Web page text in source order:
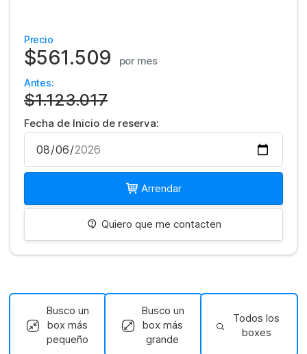
Precio
$561.509 por mes
Antes:
$1.123.017
Fecha de Inicio de reserva:
Arrendar
Quiero que me contacten
Busco un
box más
pequeño
Busco un
box más
grande
Todos los
boxes